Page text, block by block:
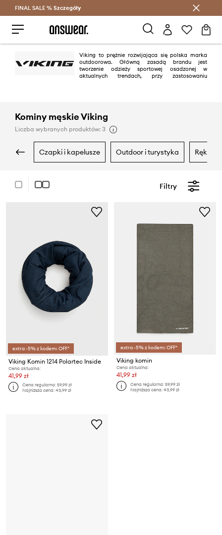
Oszczędzaj z Answear Club >
FINAL SALE % Szczegóły
Viking to prężnie rozwijająca się polska marka
outdoorowa. Główną zasadą brandu jest
tworzenie odzieży sportowej osadzonej w
aktualnych trendach, przy zastosowaniu
Kominy męskie Viking
Liczba wybranych produktów: 3
czapki i kapelusze outdoor i turystyka
Filtry
extra -5% z kodem: OFF*
Viking Komin 1214 Polartec Inside
Cena aktualna:
41,99 zł
Cena regularna:59,99 zł
Najniższa cena:43,99 zł
extra -5% z kodem: OFF*
Viking komin
Cena aktualna:
41,99 zł
Cena regularna:59,99 zł
Najniższa cena:43,99 zł